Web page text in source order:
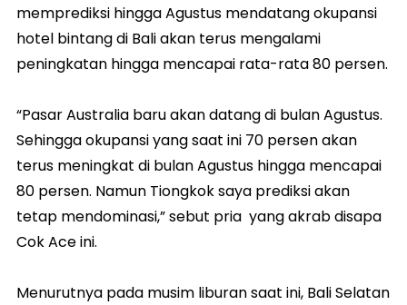
memprediksi hingga Agustus mendatang okupansi
hotel bintang di Bali akan terus mengalami
peningkatan hingga mencapai rata-rata 80 persen.
“Pasar Australia baru akan datang di bulan Agustus.
Sehingga okupansi yang saat ini 70 persen akan
terus meningkat di bulan Agustus hingga mencapai
80 persen. Namun Tiongkok saya prediksi akan
tetap mendominasi,” sebut pria yang akrab disapa
Cok Ace ini.
Menurutnya pada musim liburan saat ini, Bali Selatan